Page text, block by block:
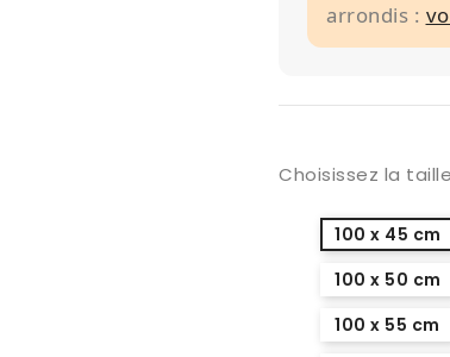
arrondis :
Choisissez la
100 x 45 cm
100 x 50 cm
100 x 55 cm